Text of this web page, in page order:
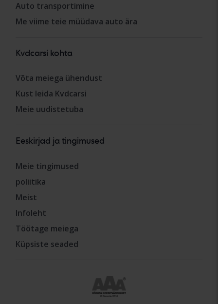
Auto transportimine
Me viime teie müüdava auto ära
Kvdcarsi kohta
Võta meiega ühendust
Kust leida Kvdcarsi
Meie uudistetuba
Eeskirjad ja tingimused
Meie tingimused
poliitika
Meist
Infoleht
Töötage meiega
Küpsiste seaded